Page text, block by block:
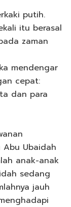
putih.
itu berasal
zaman
mendengar
cepat:
dan para
Abu Ubaidah
anak-anak
sedang
jauh